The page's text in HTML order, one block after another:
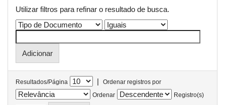
Utilizar filtros para refinar o resultado de busca.
Resultados/Página |
Ordenar registros por
Ordenar
Registro(s)